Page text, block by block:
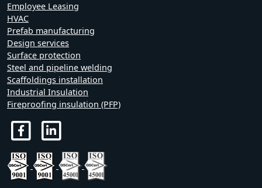
Employee Leasing
HVAC
Prefab manufacturing
Design services
Surface protection
Steel and pipeline welding
Scaffoldings installation
Industrial Insulation
Fireproofing insulation (PFP)